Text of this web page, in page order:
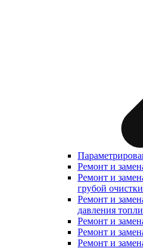
Ремонт и
Ремонт и
грубой
Ремонт и
давления
Ремонт и
Ремонт и
Ремонт и